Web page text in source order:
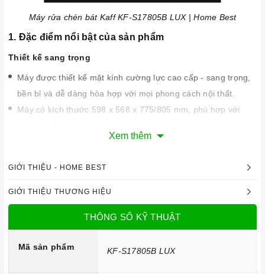
Máy rửa chén bát Kaff KF-S17805B LUX | Home Best
1. Đặc điểm nổi bật của sản phẩm
Thiết kế sang trọng
Máy được thiết kế mặt kính cường lực cao cấp - sang trọng,
bền bỉ và dễ dàng hòa hợp với mọi phong cách nội thất.
Máy có kích thước 598 x 568 x 775/805 mm, phù hợp với
được thiết kế dạng cảm ứng, dễ dàng sử dụng và điều chỉnh
Xem thêm
GIỚI THIỆU - HOME BEST
GIỚI THIỆU THƯƠNG HIỆU
THÔNG SỐ KỸ THUẬT
Mã sản phẩm KF-S17805B LUX